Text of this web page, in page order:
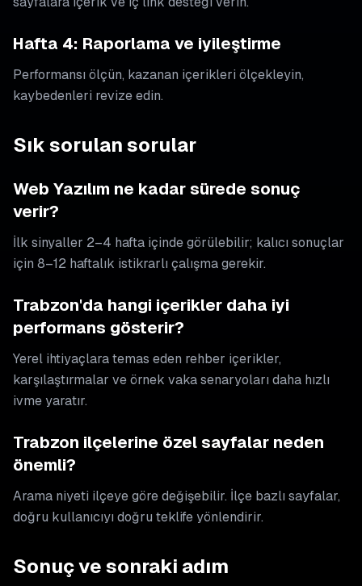
Hafta 4: Raporlama ve iyileştirme
Performansı ölçün, kazanan içerikleri ölçekleyin,
kaybedenleri revize edin.
Sık sorulan sorular
Web Yazılım ne kadar sürede sonuç
verir?
İlk sinyaller 2–4 hafta içinde görülebilir; kalıcı sonuçlar
için 8–12 haftalık istikrarlı çalışma gerekir.
Trabzon'da hangi içerikler daha iyi
performans gösterir?
Yerel ihtiyaçlara temas eden rehber içerikler,
karşılaştırmalar ve örnek vaka senaryoları daha hızlı
ivme yaratır.
Trabzon ilçelerine özel sayfalar neden
önemli?
Arama niyeti ilçeye göre değişebilir. İlçe bazlı sayfalar,
doğru kullanıcıyı doğru teklife yönlendirir.
Sonuç ve sonraki adım